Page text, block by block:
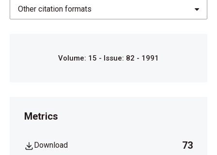
Other citation formats
Volume: 15 - Issue: 82 - 1991
Metrics
Download 73